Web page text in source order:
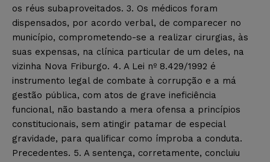
os réus subaproveitados. 3. Os médicos foram
dispensados, por acordo verbal, de comparecer no
município, comprometendo-se a realizar cirurgias, às
suas expensas, na clínica particular de um deles, na
vizinha Nova Friburgo. 4. A Lei nº 8.429/1992 é
instrumento legal de combate à corrupção e a má
gestão pública, com atos de grave ineficiência
funcional, não bastando a mera ofensa a princípios
constitucionais, sem atingir patamar de especial
gravidade, para qualificar como ímproba a conduta.
Precedentes. 5. A sentença, corretamente, concluiu